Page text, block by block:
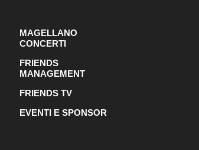
MAGELLANO
CONCERTI
FRIENDS
MANAGEMENT
FRIENDS TV
EVENTI E SPONSOR